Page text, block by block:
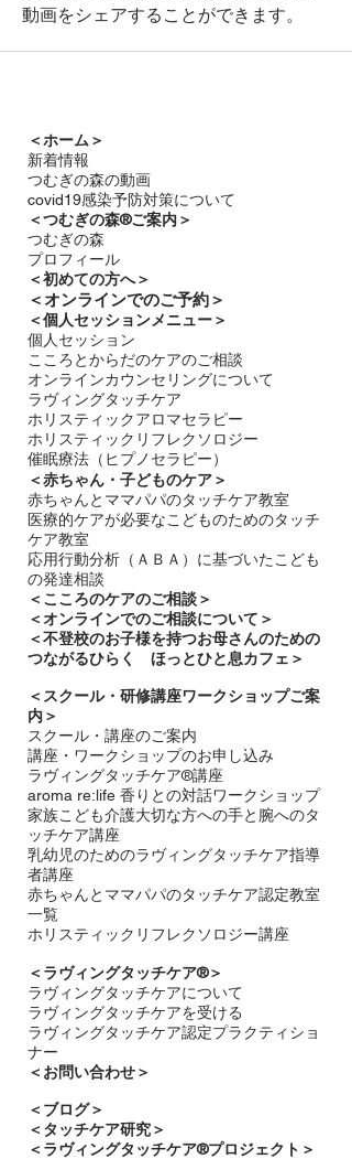
動画をシェアすることができます。
＜ホーム＞
新着情報
つむぎの森の動画
covid19感染予防対策について
＜つむぎの森®ご案内＞
つむぎの森
プロフィール
＜初めての方へ＞
＜​オンラインでのご予約＞
＜個人セッションメニュー＞
個人セッション
こころとからだのケアのご相談
オンラインカウンセリングについて
ラヴィングタッチケア
ホリスティックアロマセラピー
ホリスティックリフレクソロジー​
催眠療法（ヒプノセラピー）
＜赤ちゃん・子どものケア＞
​赤ちゃんとママパパのタッチケア教室
医療的ケアが必要なこどものためのタッチ
ケア教室
応用行動分析（ＡＢＡ）に基づいたこども
の発達相談
＜ こころのケアのご相談＞
＜オンラインでのご相談について＞
＜不登校のお子様を持つお母さんのための
つながるひらく ほっとひと息カフェ＞
＜ スクール・研修講座ワークショップご案
内＞
スクール・講座のご案内
講座・ワークショップのお申し込み
ラヴィングタッチケア®講座
aroma re:life 香りとの対話ワークショップ
​家族こども介護大切な方への手と腕へのタ
ッチケア講座
乳幼児のためのラヴィングタッチケア指導
者講座
赤ちゃんとママパパのタッチケア認定教室
一覧
ホリスティックリフレクソロジー講座
＜ラヴィングタッチケア®︎＞
ラヴィングタッチケアについて
ラヴィングタッチケアを受ける​
ラヴィングタッチケア認定プラクティショ
ナー
＜お問い合わせ＞
＜​ ブログ＞
＜タッチケア研究＞
＜ラヴィングタッチケア®プロジェクト＞